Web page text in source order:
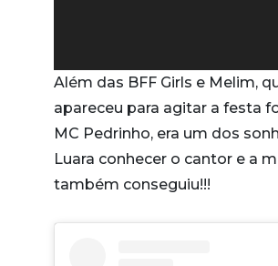
Além das BFF Girls e Melim,
apareceu para agitar a festa
MC Pedrinho, era um dos
Luara conhecer o cantor e a
também conseguiu!!!